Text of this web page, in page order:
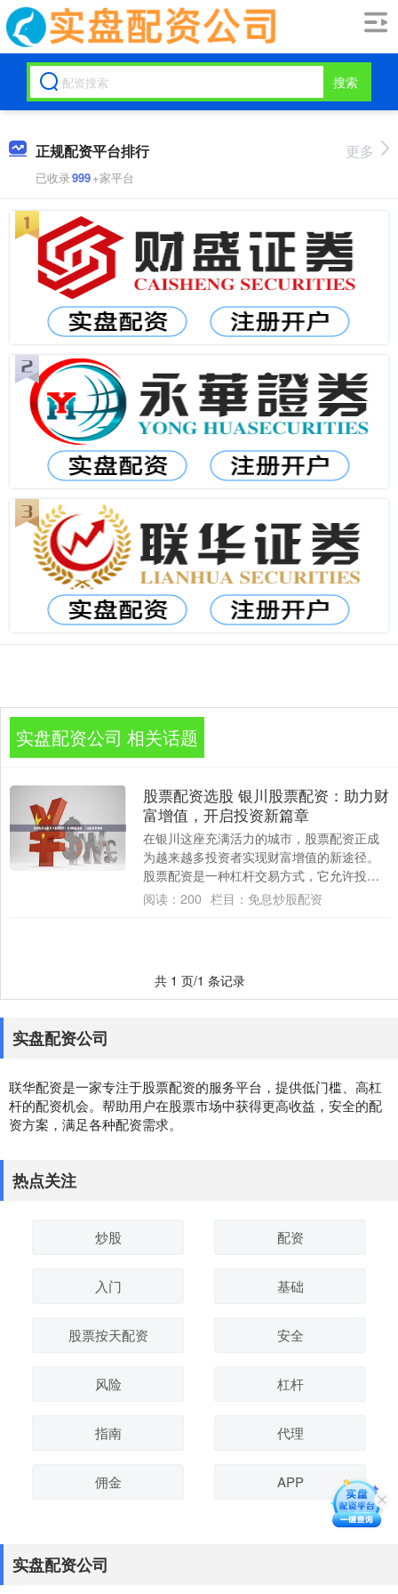
搜索
正规配资平台排行
已收录999+家平台
更多
实盘配资公司 相关话题
股票配资选股 银川股票配资：助力财
富增值，开启投资新篇章
在银川这座充满活力的城市，股票配资正成
为越来越多投资者实现财富增值的新途径。
股票配资是一种杠杆交易方式，它允许投资
者利用借入资金放大投资规模，从而获得更
阅读： 200 栏目： 免息炒股配资
共 1 页/1 条记录
实盘配资公司
联华配资是一家专注于股票配资的服务平台，提供低门槛、高杠
杆的配资机会。帮助用户在股票市场中获得更高收益，安全的配
资方案，满足各种配资需求。
热点关注
炒股 配资
入门 基础
股票按天配资 安全
风险 杠杆
指南 代理
佣金 APP
实盘配资公司